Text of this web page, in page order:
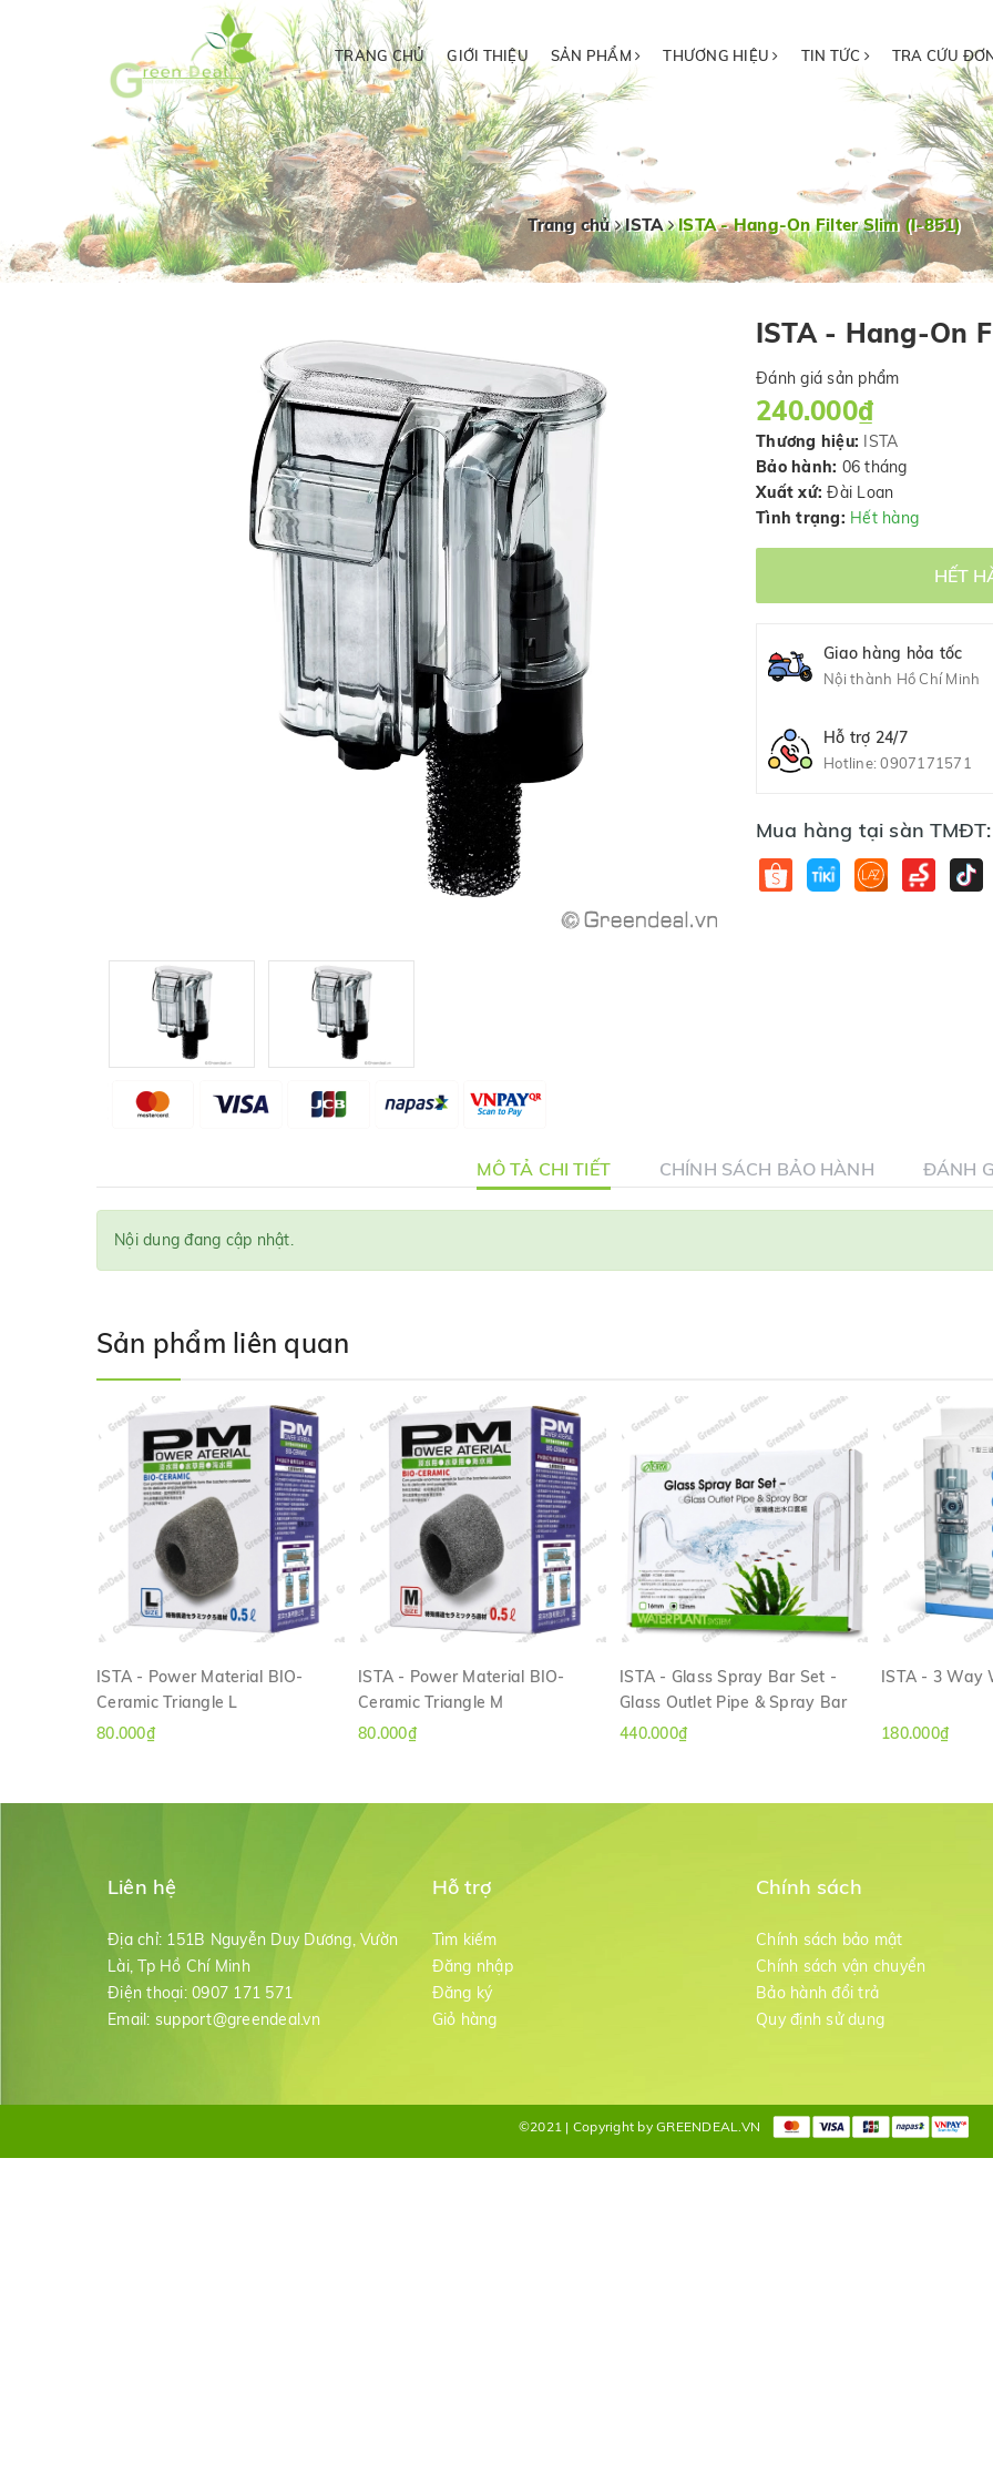
TRANG CHỦ GIỚI THIỆU SẢN PHẨM THƯƠNG HIỆU TIN TỨC TRA CỨU
Trang chủ ISTA ISTA - Hang-On Filter Slim (I-851)
ISTA - Hang-On
Đánh giá sản phẩm
240.000₫
Thương hiệu: ISTA
Bảo hành: 06 tháng
Xuất xứ: Đài Loan
Tình trạng: Hết hàng
HẾT
Giao hàng hỏa tốc
Nội thành Hồ Chí Minh
Hỗ trợ 24/7
Hotline:0907171571
Mua hàng tại sàn TMĐT:
MÔ TẢ CHI TIẾT CHÍNH SÁCH BẢO HÀNH ĐÁNH
Nội dung đang cập nhật.
Sản phẩm liên quan
ISTA - Power Material BIO-
Ceramic Triangle L
80.000₫
ISTA - Power Material BIO-
Ceramic Triangle M
80.000₫
ISTA - Glass Spray Bar Set -
Glass Outlet Pipe & Spray Bar
440.000₫
ISTA - 3 Way
180.000₫
Liên hệ
Địa chỉ: 151B Nguyễn Duy Dương, Vườn
Lài, Tp Hồ Chí Minh
Điện thoại: 0907 171 571
Email: support@greendeal.vn
Hỗ trợ
Tìm kiếm
Đăng nhập
Đăng ký
Giỏ hàng
Chính sách
Chính sách bảo mật
Chính sách vận chuyển
Bảo hành đổi trả
Quy định sử dụng
©2021 | Copyright by GREENDEAL.VN